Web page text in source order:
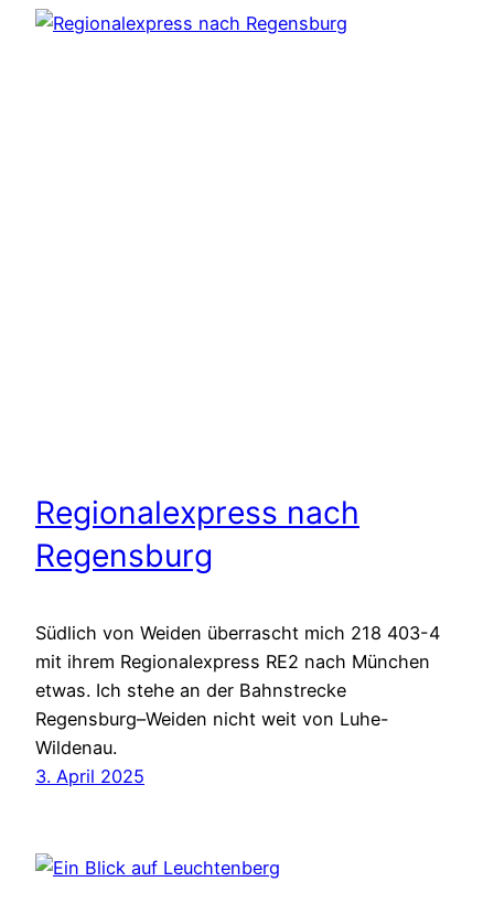
Regionalexpress nach
Regensburg
Südlich von Weiden überrascht mich 218 403-4
mit ihrem Regionalexpress RE2 nach München
etwas. Ich stehe an der Bahnstrecke
Regensburg–Weiden nicht weit von Luhe-
Wildenau.
3. April 2025